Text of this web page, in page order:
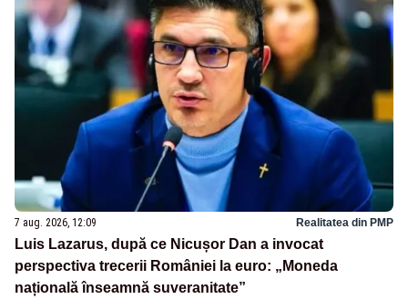
7 aug. 2026, 12:09 Realitatea din PMP
Luis Lazarus, după ce Nicușor Dan a invocat
perspectiva trecerii României la euro: „Moneda
națională înseamnă suveranitate”